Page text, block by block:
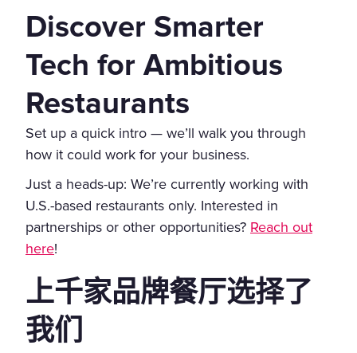
Discover Smarter
Tech for Ambitious
Restaurants
Set up a quick intro — we’ll walk you through
how it could work for your business.
Just a heads-up: We’re currently working with
U.S.-based restaurants only. Interested in
partnerships or other opportunities? Reach out
here!
上千家品牌餐厅选择了
我们